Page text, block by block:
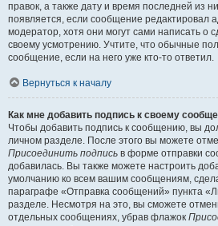
правок, а также дату и время последней из
появляется, если сообщение редактировал
модератор, хотя они могут сами написать о
своему усмотрению. Учтите, что обычные
сообщение, если на него уже кто-то ответил.
Вернуться к началу
Как мне добавить подпись к своему
Чтобы добавить подпись к сообщению, вы
личном разделе. После этого вы можете
Присоединить подпись в форме отправки
добавилась. Вы также можете настроить
умолчанию ко всем вашим сообщениям,
параграфе «Отправка сообщений» пункта
разделе. Несмотря на это, вы сможете
отдельных сообщениях, убрав флажок